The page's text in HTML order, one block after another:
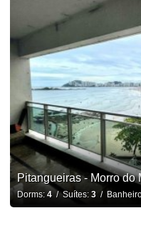
Pitangueiras - Morro do
Dorms: 4/ Suítes: 3/